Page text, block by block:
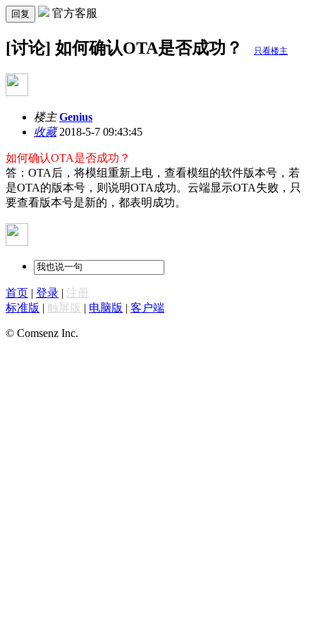
回复 官方客服
[讨论] 如何确认OTA是否成功？ 只看楼主
楼主 Genius
收藏2018-5-7 09:43:45
如何确认OTA是否成功？
答：OTA后，将模组重新上电，查看模组的软件版本号，若
是OTA的版本号，则说明OTA成功。云端显示OTA失败，只
要查看版本号是新的，都表明成功。
首页 | 登录 | 注册
标准版 | 触屏版 | 电脑版 | 客户端
© Comsenz Inc.